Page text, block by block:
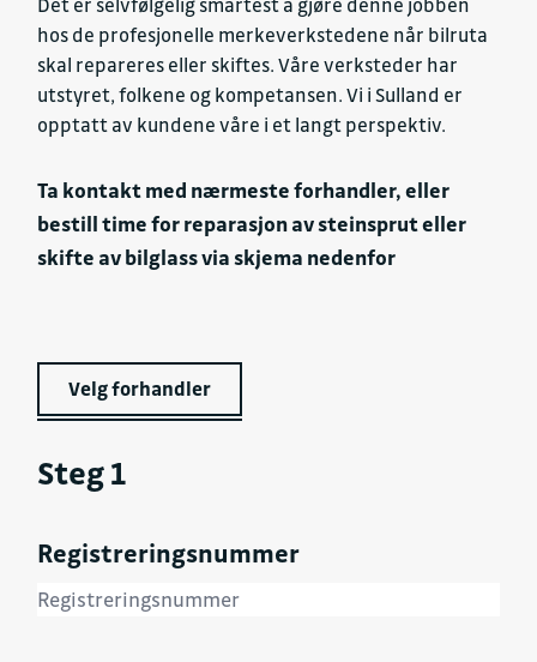
Det er selvfølgelig smartest å gjøre denne jobben
hos de profesjonelle merkeverkstedene når bilruta
skal repareres eller skiftes. Våre verksteder har
utstyret, folkene og kompetansen. Vi i Sulland er
opptatt av kundene våre i et langt perspektiv.
Ta kontakt med nærmeste forhandler, eller
bestill time for reparasjon av steinsprut eller
skifte av bilglass via skjema nedenfor
Velg forhandler
Steg 1
Registreringsnummer